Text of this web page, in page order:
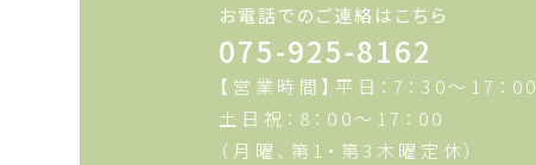
お電話でのご連絡はこちら
075-925-8162
【営業時間】平日：7：30～17：00
土日祝：8：00～17：00
（月曜、第1・第3木曜定休）